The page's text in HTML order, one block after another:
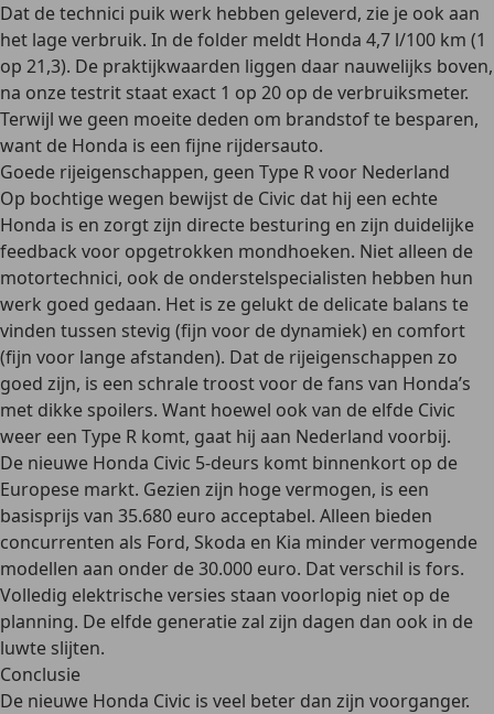
Dat de technici puik werk hebben geleverd, zie je ook aan
het lage verbruik. In de folder meldt Honda 4,7 l/100 km (1
op 21,3). De praktijkwaarden liggen daar nauwelijks boven,
na onze testrit staat exact 1 op 20 op de verbruiksmeter.
Terwijl we geen moeite deden om brandstof te besparen,
want de Honda is een fijne rijdersauto.
Goede rijeigenschappen, geen Type R voor Nederland
Op bochtige wegen bewijst de Civic dat hij een echte
Honda is en zorgt zijn directe besturing en zijn duidelijke
feedback voor opgetrokken mondhoeken. Niet alleen de
motortechnici, ook de onderstelspecialisten hebben hun
werk goed gedaan. Het is ze gelukt de delicate balans te
vinden tussen stevig (fijn voor de dynamiek) en comfort
(fijn voor lange afstanden). Dat de rijeigenschappen zo
goed zijn, is een schrale troost voor de fans van Honda’s
met dikke spoilers. Want hoewel ook van de elfde Civic
weer een Type R komt, gaat hij aan Nederland voorbij.
De nieuwe Honda Civic 5-deurs komt binnenkort op de
Europese markt. Gezien zijn hoge vermogen, is een
basisprijs van 35.680 euro acceptabel. Alleen bieden
concurrenten als Ford, Skoda en Kia minder vermogende
modellen aan onder de 30.000 euro. Dat verschil is fors.
Volledig elektrische versies staan voorlopig niet op de
planning. De elfde generatie zal zijn dagen dan ook in de
luwte slijten.
Conclusie
De nieuwe Honda Civic is veel beter dan zijn voorganger.